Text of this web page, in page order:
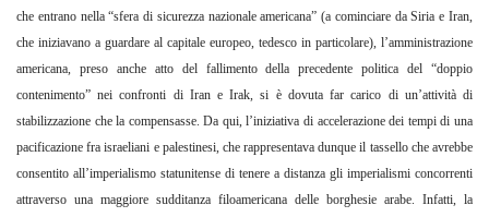
che entrano nella “sfera di sicurezza nazionale americana” (a cominciare da Siria e Iran,
che iniziavano a guardare al capitale europeo, tedesco in particolare), l’amministrazione
americana, preso anche atto del fallimento della precedente politica del “doppio
contenimento” nei confronti di Iran e Irak, si è dovuta far carico di un’attività di
stabilizzazione che la compensasse. Da qui, l’iniziativa di accelerazione dei tempi di una
pacificazione fra israeliani e palestinesi, che rappresentava dunque il tassello che avrebbe
consentito all’imperialismo statunitense di tenere a distanza gli imperialismi concorrenti
attraverso una maggiore sudditanza filoamericana delle borghesie arabe. Infatti, la